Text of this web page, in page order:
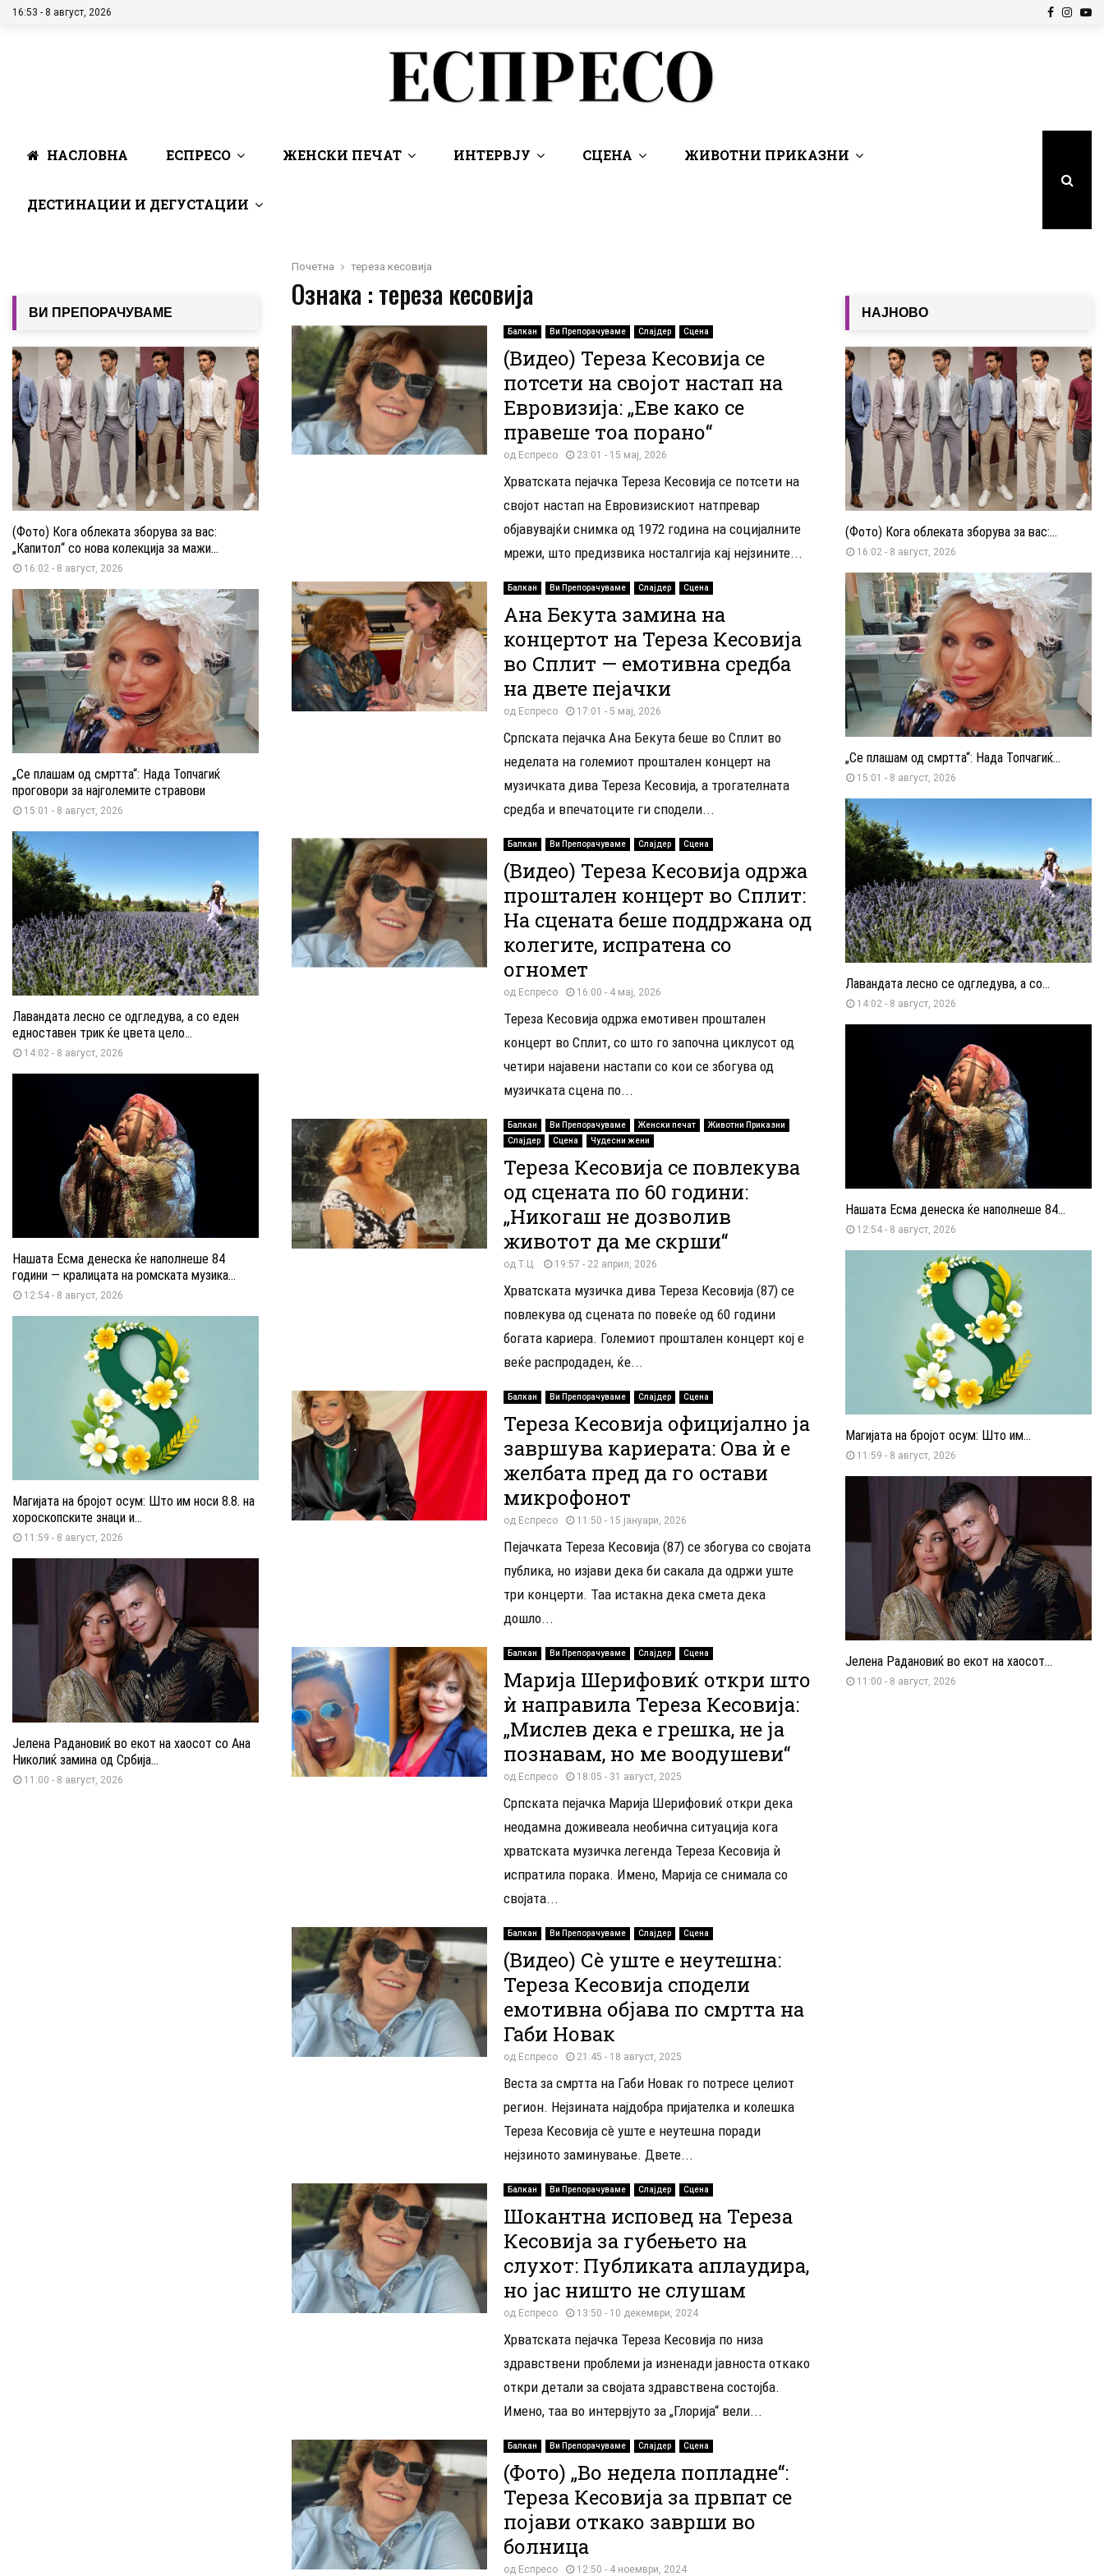
16:53 - 8 август, 2026 Facebook
НАСЛОВНА ЕСПРЕСО ЖЕНСКИ ПЕЧАТ ИНТЕРВЈУ СЦЕНА ЖИВОТНИ ПРИКАЗНИ
ДЕСТИНАЦИИ И ДЕГУСТАЦИИ
Почетна тереза кесовија
Ознака : тереза кесовија
Балкан Ви Препорачуваме Слајдер Сцена
(Видео) Тереза ​​Кесовија се
потсети на својот настап на
Евровизија: „Еве како се
правеше тоа порано“
од Еспресо 23:01 - 15 мај, 2026
Хрватската пејачка Тереза ​​Кесовија се потсети на
својот настап на Евровизискиот натпревар
објавувајќи снимка од 1972 година на социјалните
мрежи, што предизвика носталгија кај нејзините...
Балкан Ви Препорачуваме Слајдер Сцена
Ана Бекута замина на
концертот на Тереза Кесовија
во Сплит — емотивна средба
на двете пејачки
од Еспресо 17:01 - 5 мај, 2026
Српската пејачка Ана Бекута беше во Сплит во
неделата на големиот проштален концерт на
музичката дива Тереза Кесовија, а трогателната
средба и впечатоците ги сподели...
Балкан Ви Препорачуваме Слајдер Сцена
(Видео) Тереза ​​Кесовија одржа
проштален концерт во Сплит:
На сцената беше поддржана од
колегите, испратена со
огномет
од Еспресо 16:00 - 4 мај, 2026
Тереза Кесовија одржа емотивен проштален
концерт во Сплит, со што го започна циклусот од
четири најавени настапи со кои се збогува од
музичката сцена по...
Балкан Ви Препорачуваме Женски печат
Животни Приказни
Слајдер
Сцена Чудесни жени
Тереза Кесовија се повлекува
од сцената по 60 години:
„Никогаш не дозволив
животот да ме скрши“
од Т.Ц. 19:57 - 22 април, 2026
Хрватската музичка дива Тереза Кесовија (87) се
повлекува од сцената по повеќе од 60 години
богата кариера. Големиот проштален концерт кој е
веќе распродаден, ќе...
Балкан Ви Препорачуваме Слајдер Сцена
Тереза Кесовија официјално ја
завршува кариерата: Ова ѝ е
желбата пред да го остави
микрофонот
од Еспресо 11:50 - 15 јануари, 2026
Пејачката Тереза Кесовија (87) се збогува со својата
публика, но изјави дека би сакала да одржи уште
три концерти. Таа истакна дека смета дека
дошло...
Балкан Ви Препорачуваме Слајдер Сцена
Марија Шерифовиќ откри што
ѝ направила Тереза ​​Кесовија:
„Мислев дека е грешка, не ја
познавам, но ме воодушеви“
од Еспресо 18:05 - 31 август, 2025
Српската пејачка Марија Шерифовиќ откри дека
неодамна доживеала необична ситуација кога
хрватската музичка легенда Тереза ​​Кесовија ѝ
испратила порака. Имено, Марија се снимала со
својата...
Балкан Ви Препорачуваме Слајдер Сцена
(Видео) Сè уште е неутешна:
Тереза Кесовија сподели
емотивна објава по смртта на
Габи Новак
од Еспресо 21:45 - 18 август, 2025
Веста за смртта на Габи Новак го потресе целиот
регион. Нејзината најдобра пријателка и колешка
Тереза Кесовија сè уште е неутешна поради
нејзиното заминување. Двете...
Балкан Ви Препорачуваме Слајдер Сцена
Шокантна исповед на Тереза ​​
Кесовија за губењето на
слухот: Публиката аплаудира,
но јас ништо не слушам
од Еспресо 13:50 - 10 декември, 2024
Хрватската пејачка Тереза ​​Кесовија по низа
здравствени проблеми ја изненади јавноста откако
откри детали за својата здравствена состојба.
Имено, таа во интервјуто за „Глорија“ вели...
Балкан Ви Препорачуваме Слајдер Сцена
(Фото) „Во недела попладне“:
Тереза Кесовија за првпaт се
појави откако заврши во
болница
од Еспресо 12:50 - 4 ноември, 2024
ВИ ПРЕПОРАЧУВАМЕ
(Фото) Кога облеката зборува за вас:
„Капитол“ со нова колекција за мажи...
16:02 - 8 август, 2026
„Се плашам од смртта“: Нада Топчагиќ
проговори за најголемите стравови
15:01 - 8 август, 2026
Лавандата лесно се одгледува, а со еден
едноставен трик ќе цвета цело...
14:02 - 8 август, 2026
Нашата Есма денеска ќе наполнеше 84
години — кралицата на ромската музика...
12:54 - 8 август, 2026
Магијата на бројот осум: Што им носи 8.8. на
хороскопските знаци и...
11:59 - 8 август, 2026
Јелена Радановиќ во екот на хаосот со Ана
Николиќ замина од Србија...
11:00 - 8 август, 2026
НАЈНОВО
(Фото) Кога облеката зборува за вас:...
16:02 - 8 август, 2026
„Се плашам од смртта“: Нада Топчагиќ...
15:01 - 8 август, 2026
Лавандата лесно се одгледува, а со...
14:02 - 8 август, 2026
Нашата Есма денеска ќе наполнеше 84...
12:54 - 8 август, 2026
Магијата на бројот осум: Што им...
11:59 - 8 август, 2026
Јелена Радановиќ во екот на хаосот...
11:00 - 8 август, 2026